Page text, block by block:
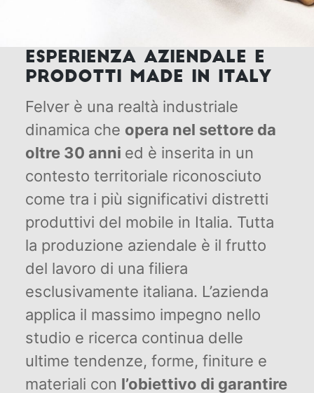
ESPERIENZA AZIENDALE E
PRODOTTI MADE IN ITALY
Felver è una realtà industriale
dinamica che opera nel settore da
oltre 30 anni ed è inserita in un
contesto territoriale riconosciuto
come tra i più significativi distretti
produttivi del mobile in Italia. Tutta
la produzione aziendale è il frutto
del lavoro di una filiera
esclusivamente italiana. L’azienda
applica il massimo impegno nello
studio e ricerca continua delle
ultime tendenze, forme, finiture e
materiali con l’obiettivo di garantire